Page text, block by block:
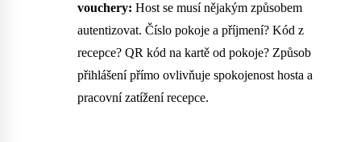
vouchery: Host se musí nějakým způsobem
autentizovat. Číslo pokoje a příjmení? Kód z
recepce? QR kód na kartě od pokoje? Způsob
přihlášení přímo ovlivňuje spokojenost hosta a
pracovní zatížení recepce.